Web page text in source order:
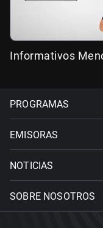
Informativos
PROGRAMAS
EMISORAS
NOTICIAS
SOBRE NOSOTROS